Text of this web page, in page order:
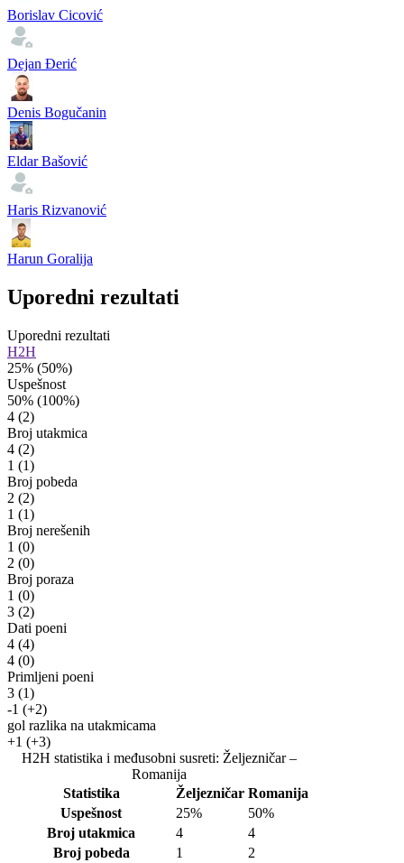
Borislav Cicović
Dejan Đerić
Denis Bogučanin
Eldar Bašović
Haris Rizvanović
Harun Goralija
Uporedni rezultati
Uporedni rezultati
H2H
25% (50%)
Uspešnost
50% (100%)
4 (2)
Broj utakmica
4 (2)
1 (1)
Broj pobeda
2 (2)
1 (1)
Broj nerešenih
1 (0)
2 (0)
Broj poraza
1 (0)
3 (2)
Dati poeni
4 (4)
4 (0)
Primljeni poeni
3 (1)
-1 (+2)
gol razlika na utakmicama
+1 (+3)
H2H statistika i međusobni susreti: Željezničar –
Romanija
Statistika
Željezničar Romanija
Uspešnost
25%
50%
Broj utakmica
4
4
Broj pobeda
1
2